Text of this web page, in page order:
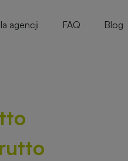
agencji FAQ Blog